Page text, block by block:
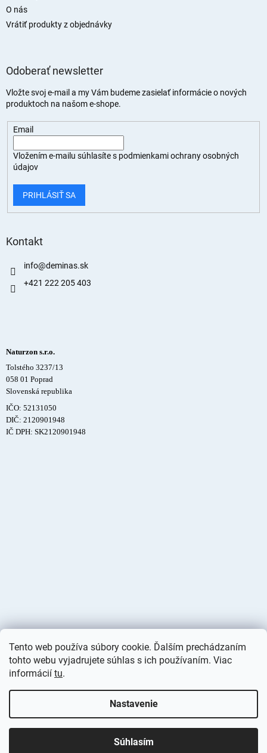
Tento web používa súbory cookie. Ďalším prechádzaním
tohto webu vyjadrujete súhlas s ich používaním. Viac
informácií tu.
Nastavenie
Súhlasím
O nás
Vrátiť produkty z objednávky
Odoberať newsletter
Vložte svoj e-mail a my Vám budeme zasielať informácie o nových
produktoch na našom e-shope.
Email
Vložením e-mailu súhlasíte s podmienkami ochrany osobných
údajov
PRIHLÁSIŤ SA
Kontakt
info@deminas.sk
+421 222 205 403
Naturzon s.r.o.
Tolstého 3237/13
058 01 Poprad
Slovenská republika
IČO: 52131050
DIČ: 2120901948
IČ DPH: SK2120901948